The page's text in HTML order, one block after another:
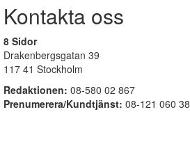
Kontakta oss
8 Sidor
Drakenbergsgatan 39
117 41 Stockholm
Redaktionen: 08-580 02 867
Prenumerera/Kundtjänst: 08-121 060 38